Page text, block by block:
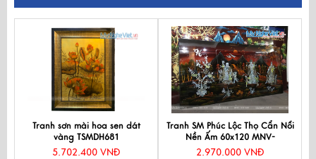
Tranh sơn mài hoa sen dát
vàng TSMDH681
5.702.400 VNĐ
Tranh SM Phúc Lộc Thọ Cẩn Nổi
Nền Ấm 60x120 MNV-
TSM6127-1
2.970.000 VNĐ